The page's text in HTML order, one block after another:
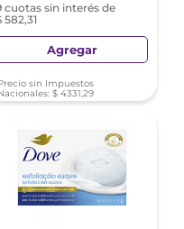
cuotas sin interés de
582,31
Agregar
sin Impuestos
$ 4331,29